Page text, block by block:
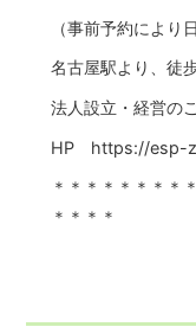
（事前予約により
名古屋駅より、徒
法人設立・経営
HP https://esp-
＊＊＊＊＊＊＊＊
＊＊＊＊